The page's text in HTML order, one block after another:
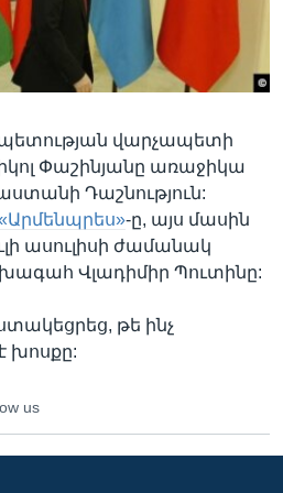
վարչապետի
Փաշինյանը առաջիկա
Դաշնություն:
-ը, այս մասին
ասուլիսի ժամանակ
Վլադիմիր Պուտինը:
թե ինչ
խոսքը:
us